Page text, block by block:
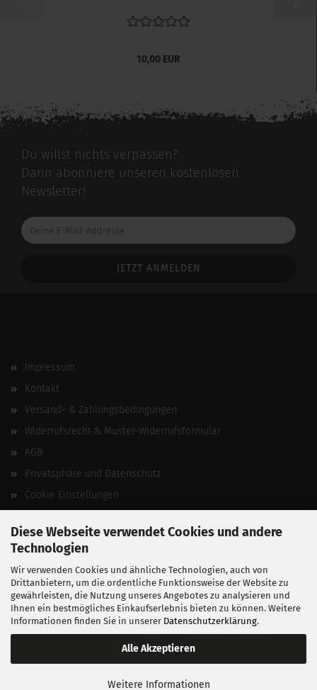
Diese Webseite verwendet Cookies und andere
Technologien
Wir verwenden Cookies und ähnliche Technologien, auch von
Drittanbietern, um die ordentliche Funktionsweise der Website zu
gewährleisten, die Nutzung unseres Angebotes zu analysieren und
Ihnen ein bestmögliches Einkaufserlebnis bieten zu können. Weitere
Informationen finden Sie in unserer Datenschutzerklärung.
Alle Akzeptieren
Weitere Informationen
10,00 EUR
Du willst nichts verpassen?
Dann abonniere unseren kostenlosen
Newsletter!
Deine
E-
Impressum
Kontakt
Versand- & Zahlungsbedingungen
Widerrufsrecht & Muster-Widerrufsformular
AGB
Privatsphäre und Datenschutz
Cookie Einstellungen
Vertrag widerrufen